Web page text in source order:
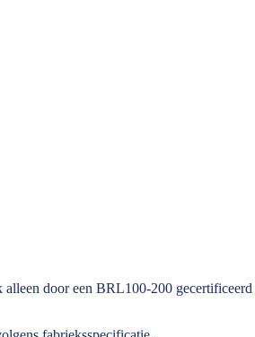
door een BRL100-200